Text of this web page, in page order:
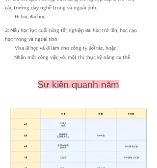
các trường dạy nghề trong và ngoài tỉnh,
Đi học đại học
2: Nếu học lực cuối cùng tốt nghiệp đại học trở lên, học cao
học trong và ngoài tỉnh
Visa đi học và đi làm cho công ty đối tác, hoặc
Nhận một công việc với một thị thực kỹ năng cụ thể
Sự kiện quanh năm